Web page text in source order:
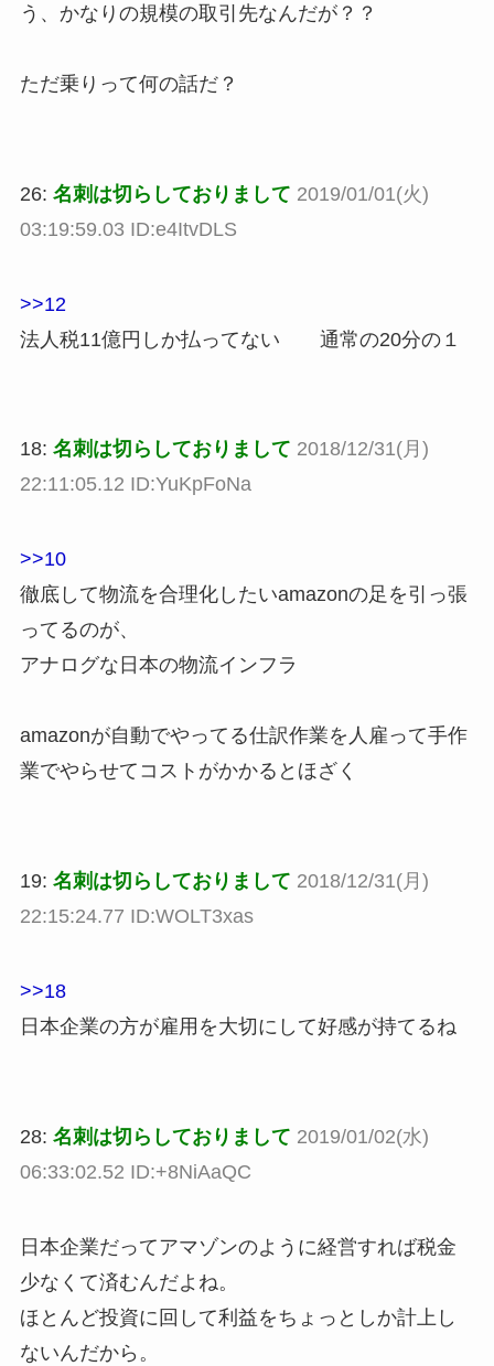
う、かなりの規模の取引先なんだが？？
ただ乗りって何の話だ？
26: 名刺は切らしておりまして 2019/01/01(火)
03:19:59.03 ID:e4ItvDLS
>>12
法人税11億円しか払ってない 通常の20分の１
18: 名刺は切らしておりまして 2018/12/31(月)
22:11:05.12 ID:YuKpFoNa
>>10
徹底して物流を合理化したいamazonの足を引っ張
ってるのが、
アナログな日本の物流インフラ
amazonが自動でやってる仕訳作業を人雇って手作
業でやらせてコストがかかるとほざく
19: 名刺は切らしておりまして 2018/12/31(月)
22:15:24.77 ID:WOLT3xas
>>18
日本企業の方が雇用を大切にして好感が持てるね
28: 名刺は切らしておりまして 2019/01/02(水)
06:33:02.52 ID:+8NiAaQC
日本企業だってアマゾンのように経営すれば税金
少なくて済むんだよね。
ほとんど投資に回して利益をちょっとしか計上し
ないんだから。